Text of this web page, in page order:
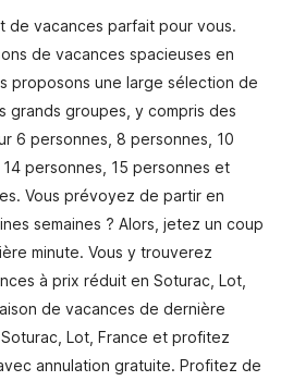
de vacances parfait pour vous.
de vacances spacieuses en
proposons une large sélection de
grands groupes, y compris des
6 personnes, 8 personnes, 10
personnes, 15 personnes et
Vous prévoyez de partir en
semaines ? Alors, jetez un coup
minute. Vous y trouverez
à prix réduit en Soturac, Lot,
de vacances de dernière
Lot, France et profitez
annulation gratuite. Profitez de